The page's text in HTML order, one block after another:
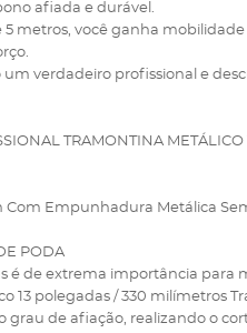
afiada e durável.
metros, você ganha
verdadeiro profissional e
TRAMONTINA
Com Empunhadura Metálica
PODA
é de extrema importância para
13 polegadas / 330 milímetros
grau de afiação, realizando o